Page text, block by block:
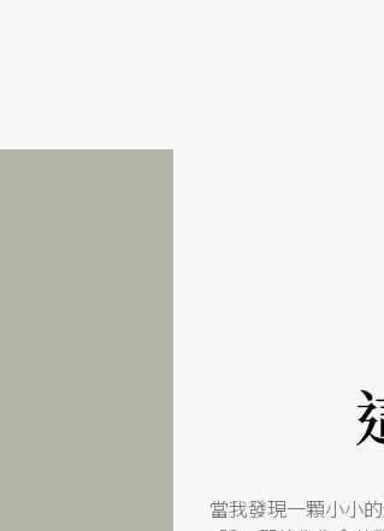
當我發現一顆小小